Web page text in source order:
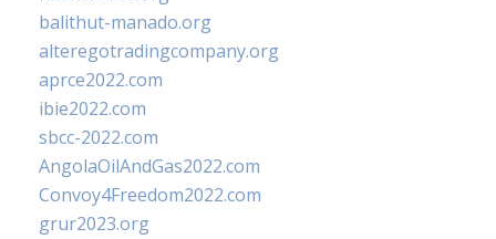
balithut-manado.org
alteregotradingcompany.org
aprce2022.com
ibie2022.com
sbcc-2022.com
AngolaOilAndGas2022.com
Convoy4Freedom2022.com
grur2023.org